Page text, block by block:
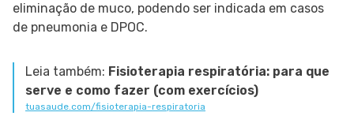
eliminação de muco, podendo ser indicada em casos
de pneumonia e DPOC.
Leia também: Fisioterapia respiratória: para que
serve e como fazer (com exercícios)
tuasaude.com/fisioterapia-respiratoria